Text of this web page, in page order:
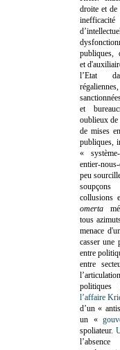
droite et de
publiques,
et
l’Etat
et
oublieux de
de mises
publiques,
« système-
entier-
peu
collusions
omerta
tous
menace
casser une
entre
entre
politiques
l’affaire
d’un «
un «
spoliateur.